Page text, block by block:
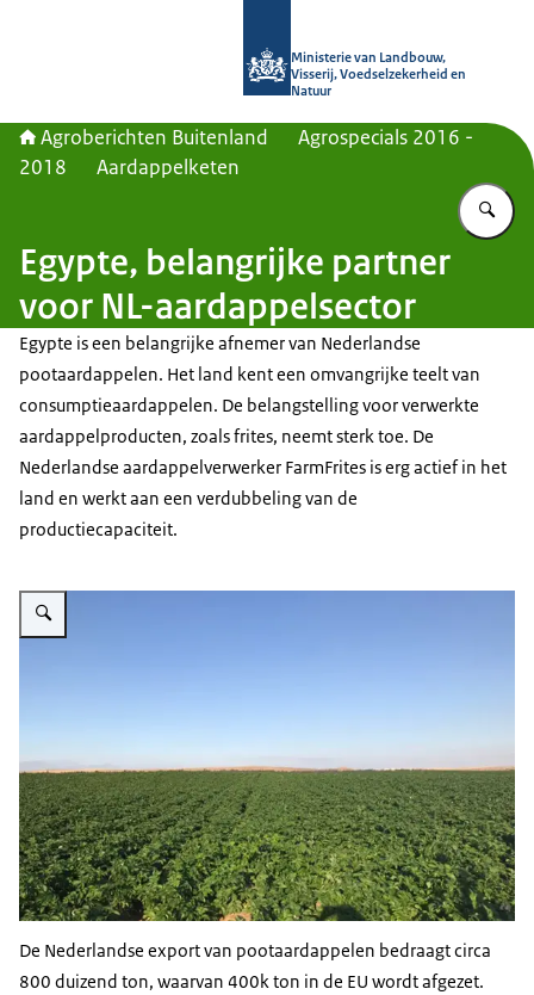
Ministerie van Landbouw,
Visserij, Voedselzekerheid en
Natuur
Agroberichten Buitenland
Agrospecials 2016 -
2018
Aardappelketen
Egypte, belangrijke partner
voor NL-aardappelsector
Egypte is een belangrijke afnemer van Nederlandse
pootaardappelen. Het land kent een omvangrijke teelt van
consumptieaardappelen. De belangstelling voor verwerkte
aardappelproducten, zoals frites, neemt sterk toe. De
Nederlandse aardappelverwerker FarmFrites is erg actief in het
land en werkt aan een verdubbeling van de
productiecapaciteit.
Vergroot afbeelding Aardappelketen
De Nederlandse export van pootaardappelen bedraagt circa
800 duizend ton, waarvan 400k ton in de EU wordt afgezet.